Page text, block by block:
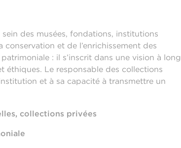
des musées, fondations, institutions
et de l’enrichissement des
: il s’inscrit dans une vision à long
éthiques. Le responsable des collections
et à sa capacité à transmettre un
collections privées